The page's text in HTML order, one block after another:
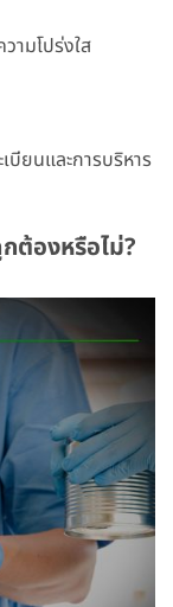
ามโปร่งใส
บียนและการบริหาร
ต้องหรือไม่?